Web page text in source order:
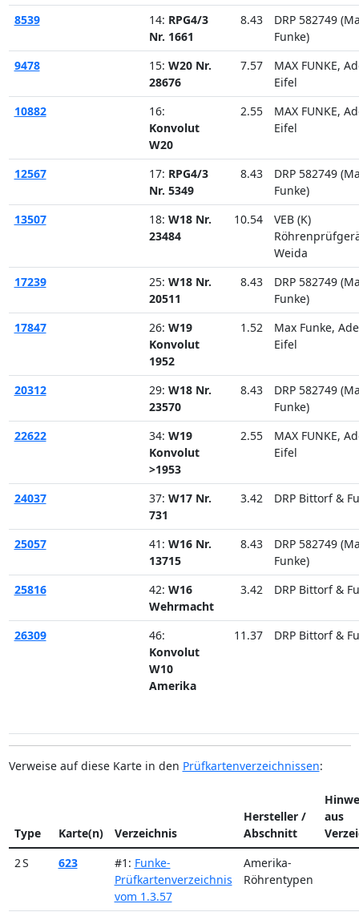
8539 14: RPG4/3
Nr. 1661
8.43
DRP 582749
Funke)
9478
15: W20 Nr.
28676
7.57
MAX FUNKE,
Eifel
10882
16:
Konvolut
W20
2.55
MAX FUNKE,
Eifel
12567 17: RPG4/3
Nr. 5349
8.43
DRP 582749
Funke)
13507
18: W18 Nr.
23484
10.54
VEB (K)
Weida
17239
25: W18 Nr.
20511
8.43
DRP 582749
Funke)
17847
26: W19
Konvolut
1952
1.52
Max Funke,
Eifel
20312 29: W18 Nr.
23570
8.43
DRP 582749
Funke)
22622
34: W19
Konvolut
>1953
2.55
MAX FUNKE,
Eifel
24037 37: W17 Nr.
731
3.42 DRP Bittorf &
25057 41: W16 Nr.
13715
8.43
DRP 582749
Funke)
25816
42: W16
Wehrmacht
3.42 DRP Bittorf &
26309
46:
Konvolut
W10
Amerika
11.37 DRP Bittorf &
Verweise auf diese Karte in den Prüfkartenverzeichnissen:
Type Karte(n) Verzeichnis
Hersteller /
Abschnitt
aus
2 S
623 #1: Funke-
Prüfkartenverzeichnis
vom 1.3.57
Amerika-
Röhrentypen